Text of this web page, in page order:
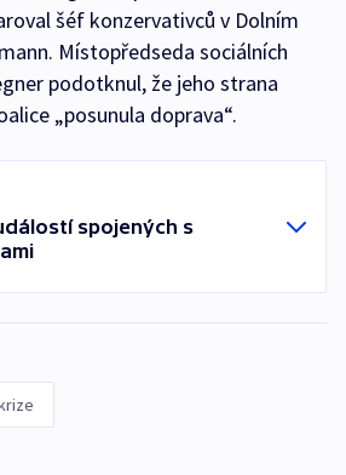
šéf konzervativců v Dolním
Místopředseda sociálních
podotknul, že jeho strana
„posunula doprava“.
spojených s